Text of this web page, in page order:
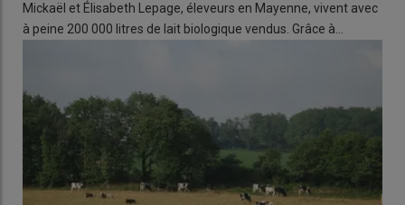
Mickaël et Élisabeth Lepage, éleveurs en Mayenne, vivent avec
à peine 200 000 litres de lait biologique vendus. Grâce à…